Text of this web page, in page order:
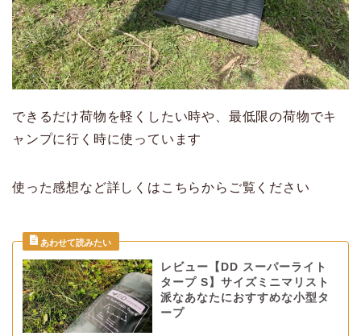
できるだけ荷物を軽くしたい時や、最低限の荷物でキ
ャンプに行く時に使っています
使った感想など詳しくはこちらからご覧ください
レビュー【DD スーパーライト
タープ S】サイズミニマリスト
派なあなたにおすすめな小型タ
ープ